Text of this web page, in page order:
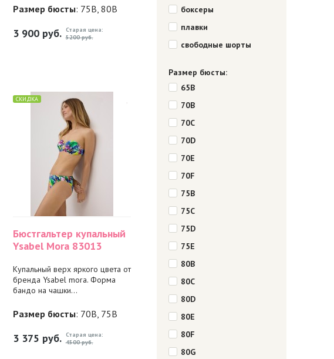
Размер бюсты: 75B, 80B
3 900руб. Старая цена:
5200 руб.
СКИДКА
Бюстгальтер купальный
Ysabel Mora 83013
Купальный верх яркого цвета от
бренда Ysabel mora. Форма
бандо на чашки...
Размер бюсты: 70B, 75B
3 375 руб. Старая цена:
4500 руб.
боксеры
плавки
свободные шорты
Размер бюсты:
65B
70B
70C
70D
70E
70F
75B
75C
75D
75E
80B
80C
80D
80E
80F
80G